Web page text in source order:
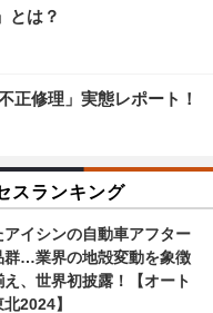
とは？
正修理」実態レポート！
スランキング
イシンの自動車アフター
群…業界の地殻変動を象徴
、世界初披露！【オート
2024】